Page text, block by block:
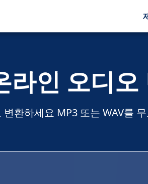
라인 오디오
환하세요 MP3 또는 WAV를